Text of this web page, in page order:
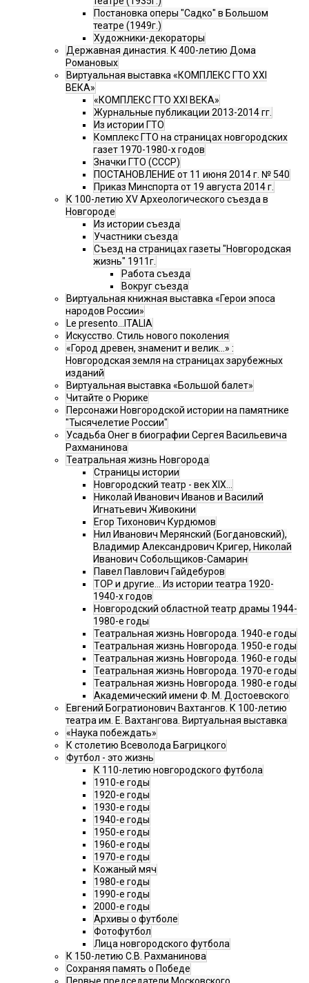
Постановка оперы "Садко" в Большом
театре (1949г.)
Художники-декораторы
Державная династия. К 400-летию Дома
Романовых
Виртуальная выставка «КОМПЛЕКС ГТО XXI
ВЕКА»
«КОМПЛЕКС ГТО XXI ВЕКА»
Журнальные публикации 2013-2014 гг.
Из истории ГТО
Комплекс ГТО на страницах новгородских
газет 1970-1980-х годов
Значки ГТО (СССР)
ПОСТАНОВЛЕНИЕ от 11 июня 2014 г. № 540
Приказ Минспорта от 19 августа 2014 г.
К 100-летию XV Археологического съезда в
Новгороде
Из истории съезда
Участники съезда
Cъезд на страницах газеты "Новгородская
жизнь" 1911г.
Работа съезда
Вокруг съезда
Виртуальная книжная выставка «Герои эпоса
народов России»
Le presento...ITALIA
Искусство. Стиль нового поколения
«Город древен, знаменит и велик…» :
Новгородская земля на страницах зарубежных
изданий
Виртуальная выставка «Большой балет»
Читайте о Рюрике
Персонажи Новгородской истории на памятнике
"Тысячелетие России"
Усадьба Онег в биографии Сергея Васильевича
Рахманинова
Театральная жизнь Новгорода
Страницы истории
Новгородский театр - век XIX…
Николай Иванович Иванов и Василий
Игнатьевич Живокини
Егор Тихонович Курдюмов
Нил Иванович Мерянский (Богдановский),
Владимир Александрович Кригер, Николай
Иванович Собольщиков-Самарин
Павел Павлович Гайдебуров
ТОР и другие… Из истории театра 1920-
1940-х годов
Новгородский областной театр драмы 1944-
1980-е годы
Театральная жизнь Новгорода. 1940-е годы
Театральная жизнь Новгорода. 1950-е годы
Театральная жизнь Новгорода. 1960-е годы
Театральная жизнь Новгорода. 1970-е годы
Театральная жизнь Новгорода. 1980-е годы
Академический имени Ф. М. Достоевского
Евгений Богратионович Вахтангов. К 100-летию
театра им. Е. Вахтангова. Виртуальная выставка
«Наука побеждать»
К столетию Всеволода Багрицкого
Футбол - это жизнь
К 110-летию новгородского футбола
1910-е годы
1920-е годы
1930-е годы
1940-е годы
1950-е годы
1960-е годы
1970-е годы
Кожаный мяч
1980-е годы
1990-е годы
2000-е годы
Архивы о футболе
Фотофутбол
Лица новгородского футбола
К 150-летию С.В. Рахманинова
Сохраняя память о Победе